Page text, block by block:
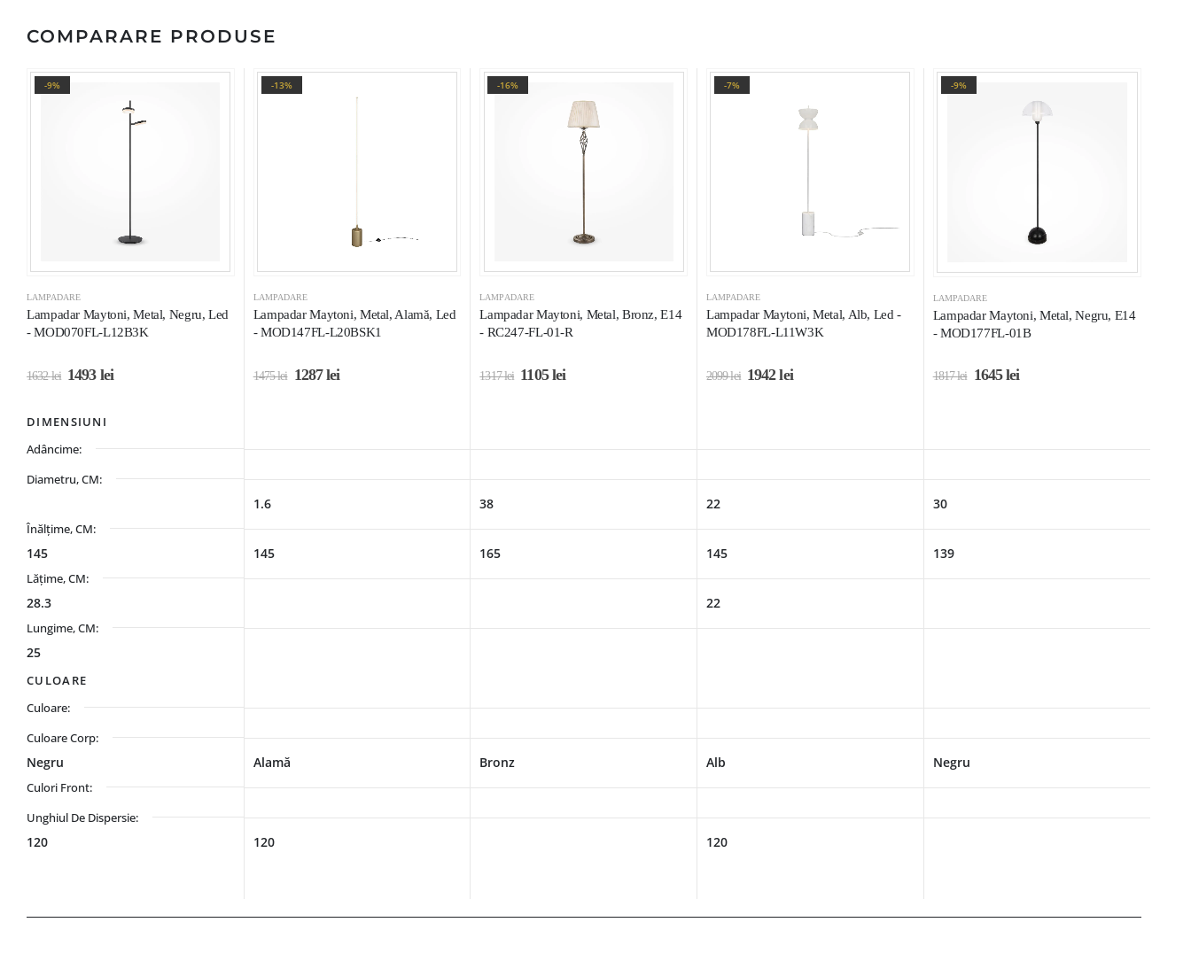
COMPARARE PRODUSE
-9%
LAMPADARE
Lampadar Maytoni, Metal, Negru, Led
- MOD070FL-L12B3K
1632lei 1493 lei
-13%
LAMPADARE
Lampadar Maytoni, Metal, Alamă, Led
- MOD147FL-L20BSK1
1475lei 1287lei
-16%
LAMPADARE
Lampadar Maytoni, Metal, Bronz, E14
- RC247-FL-01-R
1317lei 1105lei
-7%
LAMPADARE
Lampadar Maytoni, Metal, Alb, Led -
MOD178FL-L11W3K
2099lei 1942lei
-9%
LAMPADARE
Lampadar Maytoni, Metal, Negru, E14
- MOD177FL-01B
1817lei 1645lei
DIMENSIUNI
Adâncime:
Diametru, CM:
1.6 38 22 30
Înălțime, CM:
145 145 165 145 139
Lățime, CM:
28.3 22
Lungime, CM:
25
CULOARE
Culoare:
Culoare Corp:
Negru Alamă Bronz Alb Negru
Culori Front:
Unghiul De Dispersie:
120 120 120